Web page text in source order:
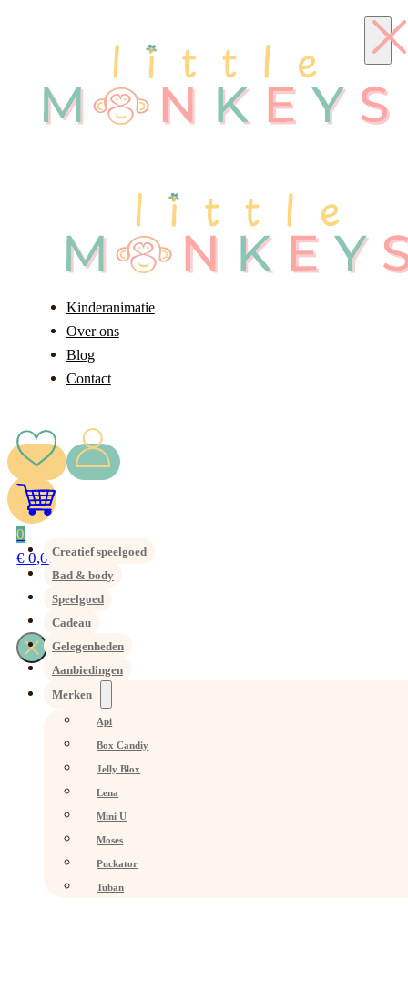
Kinderanimatie
Over ons
Blog
Contact
0
€ 0,00Creatief speelgoed
Bad & body
Speelgoed
Cadeau
Gelegenheden
Aanbiedingen
Merken
Api
Box Candiy
Jelly Blox
Lena
Mini U
Moses
Puckator
Tuban